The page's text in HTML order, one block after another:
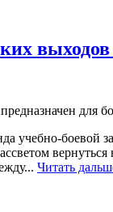
для
учебно-
Читать